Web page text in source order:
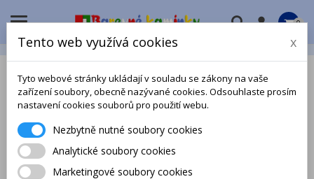
 0
Tento web využívá cookies x
Tyto webové stránky ukládají v souladu se zákony na vaše
zařízení soubory, obecně nazývané cookies. Odsouhlaste prosím
nastavení cookies souborů pro použití webu.
Nezbytně nutné soubory cookies
Analytické soubory cookies
Marketingové soubory cookies